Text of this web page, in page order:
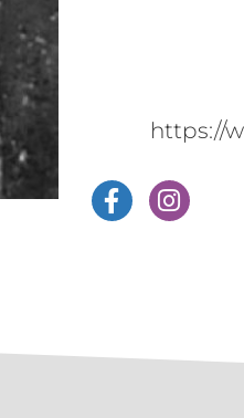
https://